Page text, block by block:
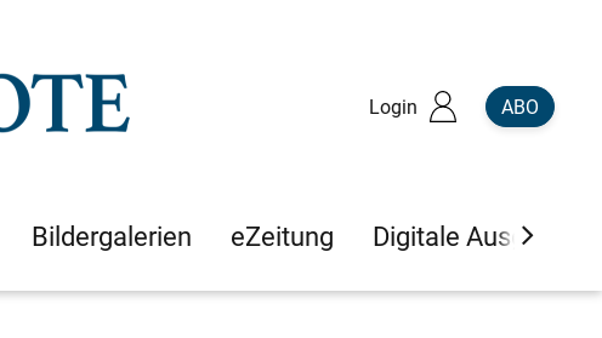
Login ABO
Bildergalerien eZeitung Digitale Ausgaben